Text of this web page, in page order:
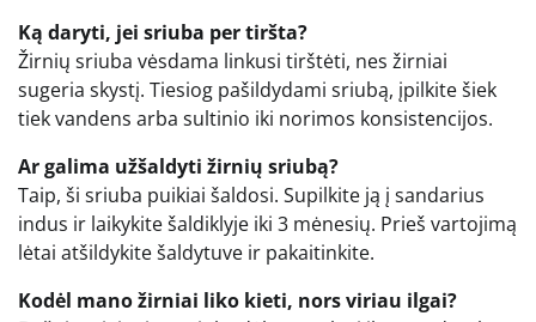
Ką daryti, jei sriuba per tiršta?
Žirnių sriuba vėsdama linkusi tirštėti, nes žirniai
sugeria skystį. Tiesiog pašildydami sriubą, įpilkite šiek
tiek vandens arba sultinio iki norimos konsistencijos.
Ar galima užšaldyti žirnių sriubą?
Taip, ši sriuba puikiai šaldosi. Supilkite ją į sandarius
indus ir laikykite šaldiklyje iki 3 mėnesių. Prieš vartojimą
lėtai atšildykite šaldytuve ir pakaitinkite.
Kodėl mano žirniai liko kieti, nors viriau ilgai?